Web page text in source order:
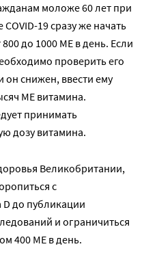
моложе 60 лет при
19 сразу же начать
до 1000 МЕ в день. Если
проверить его
он снижен, ввести ему
МЕ витамина.
принимать
дозу витамина.
Великобритании,
с
до публикации
и ограничиться
400 МЕ в день.